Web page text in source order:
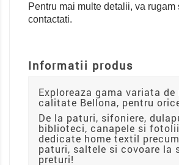
Pentru mai multe detalii, va rugam
contactati.
Informatii produs
Exploreaza gama variata de
calitate Bellona, pentru
De la paturi, sifoniere,
biblioteci, canapele si
dedicate home textil
paturi, saltele si covoare la
preturi!